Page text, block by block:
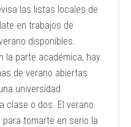
las listas locales de
en trabajos de
disponibles.
la parte académica, hay
de verano abiertas
universidad
clase o dos. El verano
tomarte en serio la